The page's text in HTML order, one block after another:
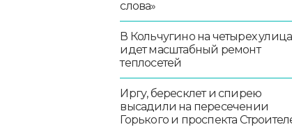
слова»
В Кольчугино на четырех
идет масштабный ремонт
теплосетей
Иргу, бересклет и спирею
высадили на пересечении
Горького и проспекта